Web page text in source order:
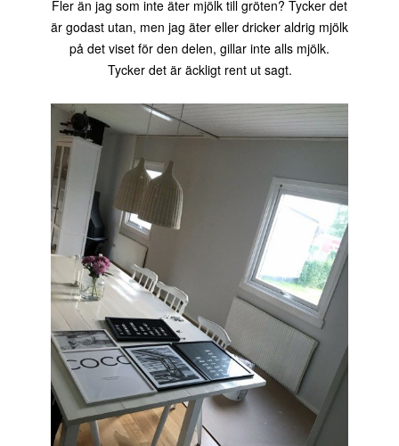
Fler än jag som inte äter mjölk till gröten? Tycker det
är godast utan, men jag äter eller dricker aldrig mjölk
på det viset för den delen, gillar inte alls mjölk.
Tycker det är äckligt rent ut sagt.